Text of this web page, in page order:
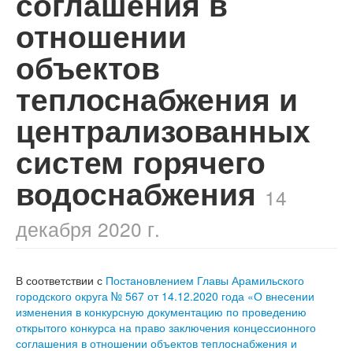
отношении
объектов
теплоснабжения и
централизованных
систем горячего
водоснабжения 14
декабря 2020 г.
В соответствии с Постановлением Главы Арамильского
городского округа № 567 от 14.12.2020 года «О внесении
изменения в конкурсную документацию по проведению
открытого конкурса на право заключения концессионного
соглашения в отношении объектов теплоснабжения и